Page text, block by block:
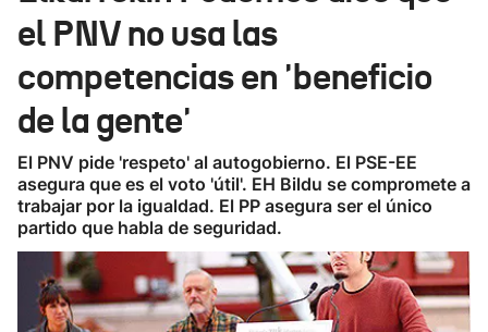
Ikusmiran
Eguraldia
el PNV no usa las
competencias en 'beneficio
de la gente'
El PNV pide 'respeto' al autogobierno. El PSE-EE
asegura que es el voto 'útil'. EH Bildu se compromete a
trabajar por la igualdad. El PP asegura ser el único
partido que habla de seguridad.